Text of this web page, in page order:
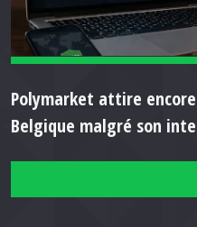
Polymarket attire
Belgique malgré son